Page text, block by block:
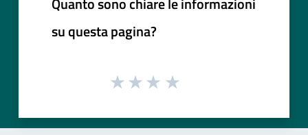
su questa pagina?